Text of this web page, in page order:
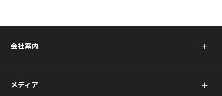
会社案内 ＋
メディア ＋